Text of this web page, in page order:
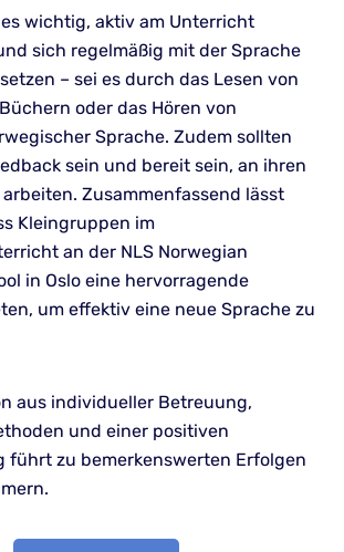
wichtig, aktiv am Unterricht
sich regelmäßig mit der Sprache
– sei es durch das Lesen von
oder das Hören von
Sprache. Zudem sollten
sein und bereit sein, an ihren
Zusammenfassend lässt
Kleingruppen im
an der NLS Norwegian
in Oslo eine hervorragende
um effektiv eine neue Sprache zu
aus individueller Betreuung,
und einer positiven
führt zu bemerkenswerten Erfolgen